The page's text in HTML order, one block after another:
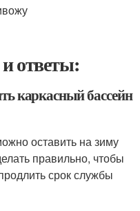
ответы:
каркасный бассейн
оставить на зиму
правильно, чтобы
срок службы